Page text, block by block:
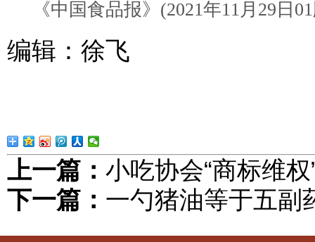
《中国食品报》(2021年11月29日
编辑：徐飞
上一篇： 小吃协会“商标维
下一篇： 一勺猪油等于五副